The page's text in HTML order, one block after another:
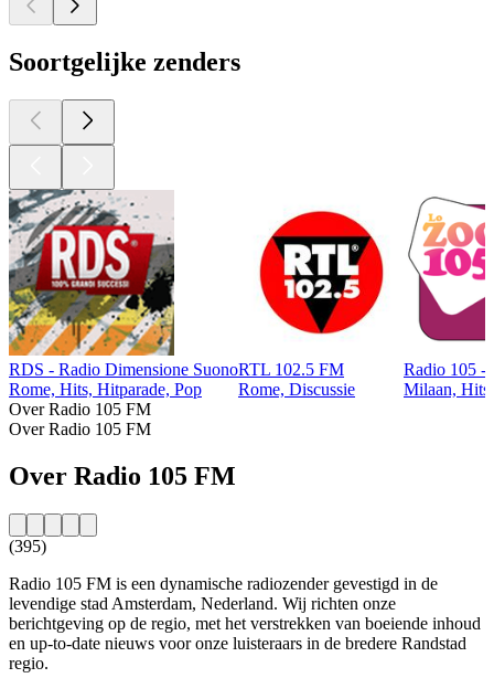
Soortgelijke zenders
RDS - Radio Dimensione Suono
Rome, Hits, Hitparade, Pop
RTL 102.5 FM
Rome, Discussie
Radio 105 -
Milaan,
Over Radio 105 FM
Over Radio 105 FM
Over Radio 105 FM
(395)
Radio 105 FM is een dynamische radiozender gevestigd in de
levendige stad Amsterdam, Nederland. Wij richten onze
berichtgeving op de regio, met het verstrekken van boeiende inhoud
en up-to-date nieuws voor onze luisteraars in de bredere Randstad
regio.